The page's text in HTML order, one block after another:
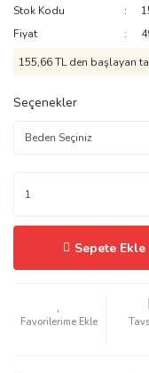
Stok Kodu
Fiyat
155,66 TL den başlayan
Seçenekler
Sepete Ekle